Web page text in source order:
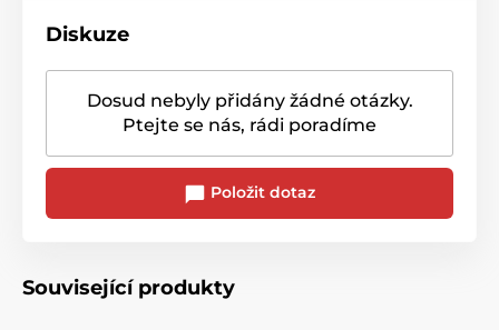
Diskuze
Dosud nebyly přidány žádné otázky.
Ptejte se nás, rádi poradíme
Položit dotaz
Související produkty